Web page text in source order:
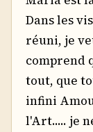
Dans les
réuni, je
comprend
tout, que
infini
l'Art..... je